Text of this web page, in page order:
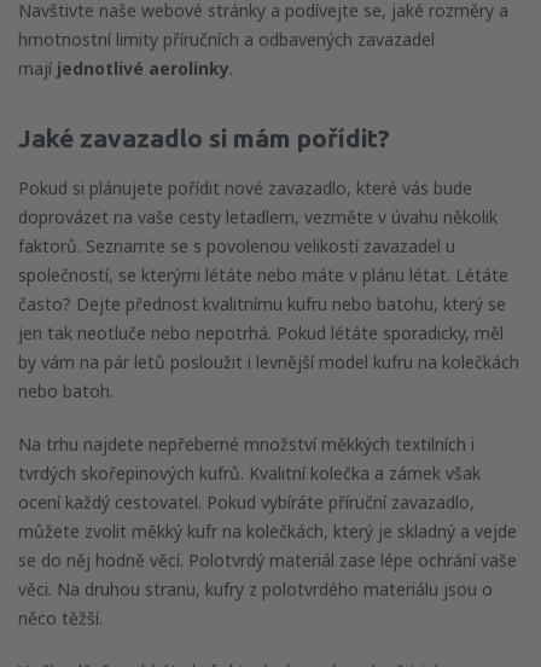
Navštivte naše webové stránky a podívejte se, jaké rozměry a
hmotnostní limity příručních a odbavených zavazadel
mají jednotlivé aerolinky.
Jaké zavazadlo si mám pořídit?
Pokud si plánujete pořídit nové zavazadlo, které vás bude
doprovázet na vaše cesty letadlem, vezměte v úvahu několik
faktorů. Seznamte se s povolenou velikostí zavazadel u
společností, se kterými létáte nebo máte v plánu létat. Létáte
často? Dejte přednost kvalitnímu kufru nebo batohu, který se
jen tak neotluče nebo nepotrhá. Pokud létáte sporadicky, měl
by vám na pár letů posloužit i levnější model kufru na kolečkách
nebo batoh.
Na trhu najdete nepřeberné množství měkkých textilních i
tvrdých skořepinových kufrů. Kvalitní kolečka a zámek však
ocení každý cestovatel. Pokud vybíráte příruční zavazadlo,
můžete zvolit měkký kufr na kolečkách, který je skladný a vejde
se do něj hodně věcí. Polotvrdý materiál zase lépe ochrání vaše
věci. Na druhou stranu, kufry z polotvrdého materiálu jsou o
něco těžší.